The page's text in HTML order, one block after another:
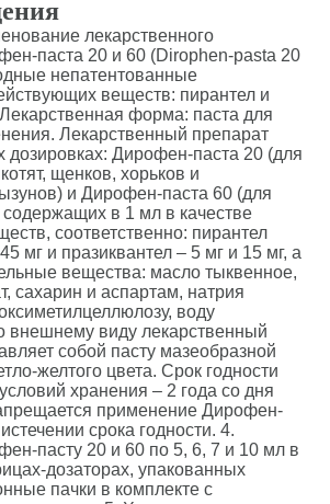
лекарственного
паста 20 и 60 (Dirophen-pasta 20
непатентованные
веществ: пирантел и
форма: паста для
Лекарственный препарат
дозировках: Дирофен-паста 20 (для
щенков, хорьков и
и Дирофен-паста 60 (для
содержащих в 1 мл в качестве
соответственно: пирантел
мг и празиквантел – 5 мг и 15 мг, а
вещества: масло тыквенное,
сахарин и аспартам, натрия
воду
виду лекарственный
собой пасту мазеобразной
желтого цвета. Срок годности
хранения – 2 года со дня
применение Дирофен-
срока годности. 4.
пасту 20 и 60 по 5, 6, 7 и 10 мл в
дозаторах, упакованных
пачки в комплекте с